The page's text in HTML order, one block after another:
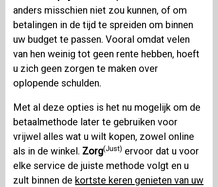
anders misschien niet zou kunnen, of om
betalingen in de tijd te spreiden om binnen
uw budget te passen. Vooral omdat velen
van hen weinig tot geen rente hebben, hoeft
u zich geen zorgen te maken over
oplopende schulden.
Met al deze opties is het nu mogelijk om de
betaalmethode later te gebruiken voor
vrijwel alles wat u wilt kopen, zowel online
als in de winkel. Zorg(Just) ervoor dat u voor
elke service de juiste methode volgt en u
zult binnen de kortste keren genieten van uw